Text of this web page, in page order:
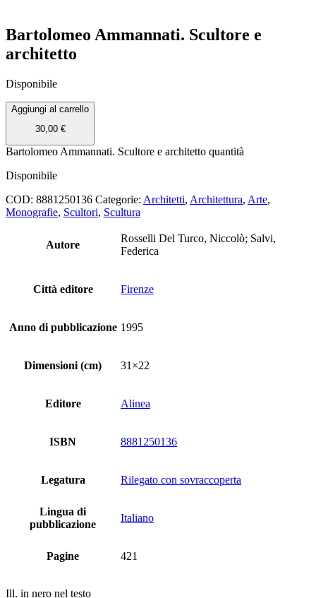
Bartolomeo Ammannati. Scultore e
architetto
Disponibile
Aggiungi al carrello
30,00 €
Bartolomeo Ammannati. Scultore e architetto quantità
Disponibile
COD: 8881250136 Categorie: Architetti, Architettura, Arte,
Monografie, Scultori, Scultura
Autore
Rosselli Del Turco, Niccolò; Salvi,
Federica
Città editore Firenze
Anno di pubblicazione 1995
Dimensioni (cm) 31×22
Editore Alinea
ISBN 8881250136
Legatura Rilegato con sovraccoperta
Lingua di
pubblicazione
Italiano
Pagine 421
Ill. in nero nel testo